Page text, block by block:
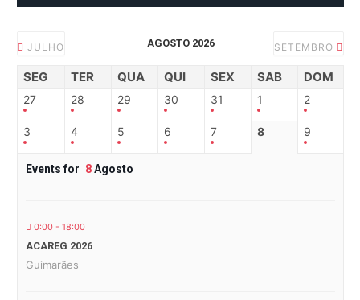
JULHO AGOSTO 2026 SETEMBRO
SEG TER QUA QUI SEX SAB DOM
27 28 29 30 31 1 2
3 4 5 6 7 8 9
Events for 8Agosto
0:00 - 18:00
ACAREG 2026
Guimarães